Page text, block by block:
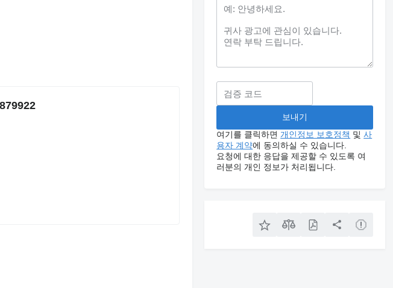
여기를 클릭하면 개인정보 보호정책 및사
용자 계약에 동의하실 수 있습니다.
요청에 대한 응답을 제공할 수 있도록 여
러분의 개인 정보가 처리됩니다.